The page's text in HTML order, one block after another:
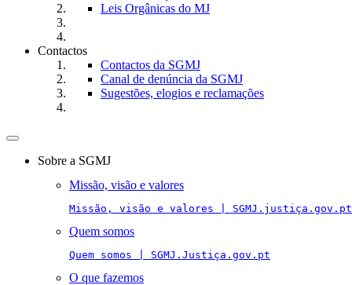
Leis Orgânicas do MJ
Contactos
Contactos da SGMJ
Canal de denúncia da SGMJ
Sugestões, elogios e reclamações
Toggle
navigationSobre a SGMJ
Missão, visão e valores
Missão, visão e valores | SGMJ.justiça.gov.pt
Quem somos
Quem somos | SGMJ.Justiça.gov.pt
O que fazemos